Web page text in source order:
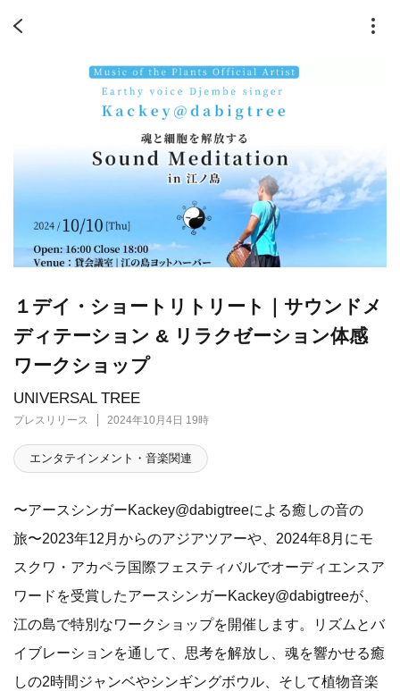
UNIVERSAL TREE
プレスリリース 2024年10月4日 19時
１デイ・ショートリトリート｜サウンドメ
ディテーション & リラクゼーション体感
ワークショップ
エンタテインメント・音楽関連
〜アースシンガーKackey@dabigtreeによる癒しの音の
旅〜2023年12月からのアジアツアーや、2024年8月にモ
スクワ・アカペラ国際フェスティバルでオーディエンスア
ワードを受賞したアースシンガーKackey@dabigtreeが、
江の島で特別なワークショップを開催します。リズムとバ
イブレーションを通して、思考を解放し、魂を響かせる癒
しの2時間ジャンベやシンギングボウル、そして植物音楽